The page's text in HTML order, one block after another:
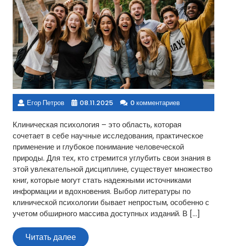
Егор Петров 08.11.2025 0 комментариев
Клиническая психология – это область, которая
сочетает в себе научные исследования, практическое
применение и глубокое понимание человеческой
природы. Для тех, кто стремится углубить свои знания в
этой увлекательной дисциплине, существует множество
книг, которые могут стать надежными источниками
информации и вдохновения. Выбор литературы по
клинической психологии бывает непростым, особенно с
учетом обширного массива доступных изданий. В […]
Читать далееЧитать